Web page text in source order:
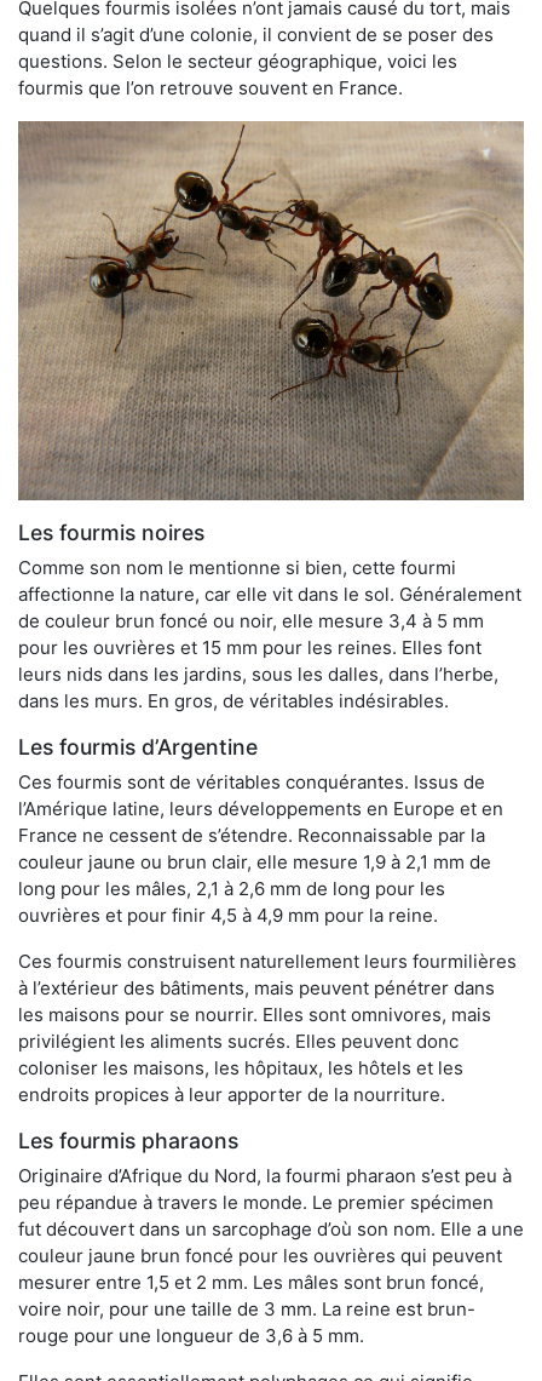
Quelques fourmis isolées n’ont jamais causé du tort, mais
quand il s’agit d’une colonie, il convient de se poser des
questions. Selon le secteur géographique, voici les
fourmis que l’on retrouve souvent en France.
Les fourmis noires
Comme son nom le mentionne si bien, cette fourmi
affectionne la nature, car elle vit dans le sol. Généralement
de couleur brun foncé ou noir, elle mesure 3,4 à 5 mm
pour les ouvrières et 15 mm pour les reines. Elles font
leurs nids dans les jardins, sous les dalles, dans l’herbe,
dans les murs. En gros, de véritables indésirables.
Les fourmis d’Argentine
Ces fourmis sont de véritables conquérantes. Issus de
l’Amérique latine, leurs développements en Europe et en
France ne cessent de s’étendre. Reconnaissable par la
couleur jaune ou brun clair, elle mesure 1,9 à 2,1 mm de
long pour les mâles, 2,1 à 2,6 mm de long pour les
ouvrières et pour finir 4,5 à 4,9 mm pour la reine.
Ces fourmis construisent naturellement leurs fourmilières
à l’extérieur des bâtiments, mais peuvent pénétrer dans
les maisons pour se nourrir. Elles sont omnivores, mais
privilégient les aliments sucrés. Elles peuvent donc
coloniser les maisons, les hôpitaux, les hôtels et les
endroits propices à leur apporter de la nourriture.
Les fourmis pharaons
Originaire d’Afrique du Nord, la fourmi pharaon s’est peu à
peu répandue à travers le monde. Le premier spécimen
fut découvert dans un sarcophage d’où son nom. Elle a une
couleur jaune brun foncé pour les ouvrières qui peuvent
mesurer entre 1,5 et 2 mm. Les mâles sont brun foncé,
voire noir, pour une taille de 3 mm. La reine est brun-
rouge pour une longueur de 3,6 à 5 mm.